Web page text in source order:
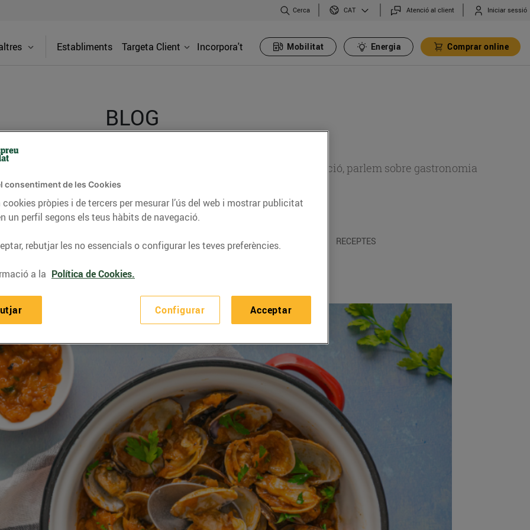
Cerca CAT Atenció al client Iniciar sessió
Establiments Targeta Client Incorpora't Mobilitat Energia Comprar online
BLOG
consells nutricionals, informació d’actualitat sobre alimentació, parlem sobre gastronomia
del nostre territori i molts altres temes.
CONSELLS I HÀBITS SALUDABLES ENERGIA GASTRONOMIA I TRADICIONS RECEPTES
consentiment de les Cookies
pròpies i de tercers per mesurar l’ús del web i mostrar publicitat
un perfil segons els teus hàbits de navegació.
rebutjar les no essencials o configurar les teves preferències.
a la Política de Cookies.
Configurar Acceptar